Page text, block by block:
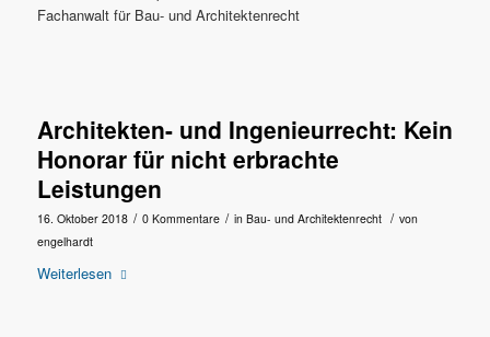
Fachanwalt für Bau- und Architektenrecht
Architekten- und Ingenieurrecht: Kein
Honorar für nicht erbrachte
Leistungen
16. Oktober 2018 / 0 Kommentare / in Bau- und Architektenrecht / von
engelhardt
Weiterlesen